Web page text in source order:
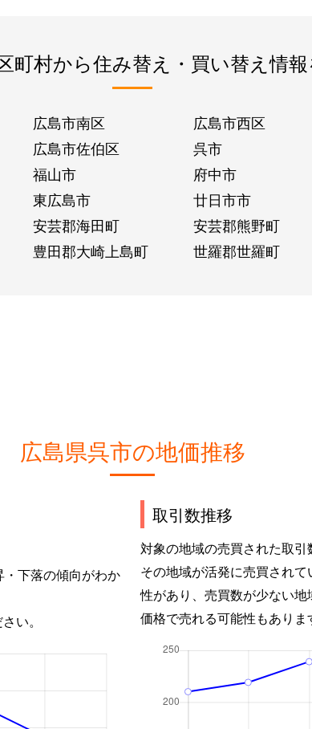
町村から住み替え・買い替え情
広島市南区
広島市西区
広島市佐伯区
呉市
福山市
府中市
東広島市
廿日市市
安芸郡海田町
安芸郡熊野町
豊田郡大崎上島町 世羅郡世羅町
広島県呉市の地価推移
下落の傾向がわか
い。
取引数推移
対象の地域の売買された取
その地域が活発に売買され
性があり、売買数が少ない
価格で売れる可能性もありま